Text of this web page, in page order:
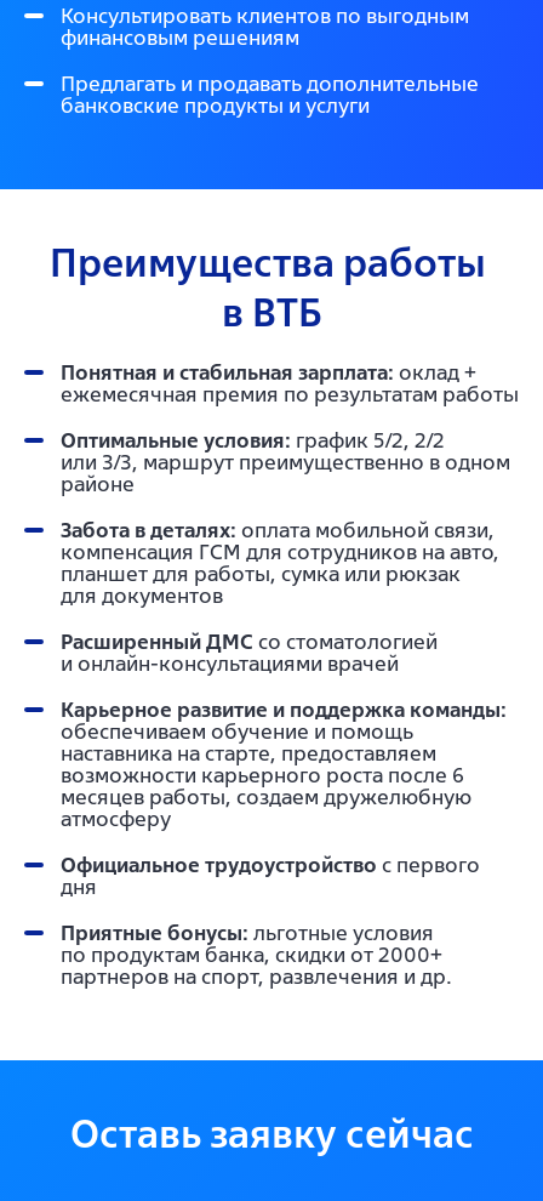
Консультировать клиентов по выгодным
финансовым решениям
Предлагать и продавать дополнительные
банковские продукты и услуги
Преимущества работы
в ВТБ
Понятная и стабильная зарплата: оклад +
ежемесячная премия по результатам работы
Оптимальные условия: график 5/2, 2/2
или 3/3, маршрут преимущественно в одном
районе
Забота в деталях: оплата мобильной связи,
компенсация ГСМ для сотрудников на авто,
планшет для работы, сумка или рюкзак
для документов
Расширенный ДМС со стоматологией
и онлайн-консультациями врачей
Карьерное развитие и поддержка команды:
обеспечиваем обучение и помощь
наставника на старте, предоставляем
возможности карьерного роста после 6
месяцев работы, создаем дружелюбную
атмосферу
Официальное трудоустройство с первого
дня
Приятные бонусы: льготные условия
по продуктам банка, скидки от 2000+
партнеров на спорт, развлечения и др.
Оставь заявку сейчас